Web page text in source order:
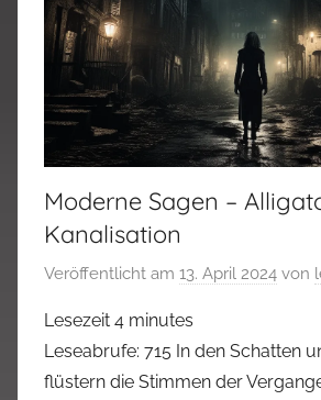
Moderne Sagen –
Kanalisation
Veröffentlicht am 13. April 2024 von
Lesezeit 4 minutes
Leseabrufe: 715 In den Schatten
flüstern die Stimmen der